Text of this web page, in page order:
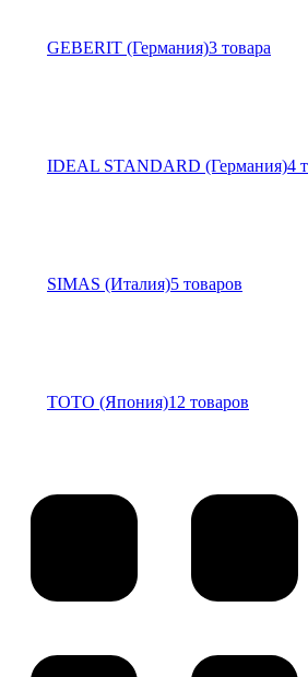
GEBERIT (Германия)3 товара
IDEAL STANDARD (Германия)4
SIMAS (Италия)5 товаров
TOTO (Япония)12 товаров